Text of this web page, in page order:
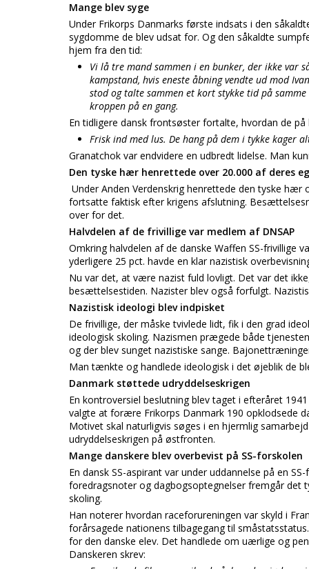
Mange blev syge
Under Frikorps Danmarks første indsats i den
sygdomme de blev udsat for. Og den såkaldte
hjem fra den tid:
Vi lå tre mand sammen i en bunker, der ikke var
kampstand, hvis eneste åbning vendte ud mod
stod og talte sammen et kort stykke tid på
kroppen på en gang.
En tidligere dansk frontsøster fortalte, hvordan de
Frisk ind med lus. De hang på dem i tykke kager
Granatchok var endvidere en udbredt lidelse. Man
Den tyske hær henrettede over 20.000 af deres
Under Anden Verdenskrig henrettede den tyske
fortsatte faktisk efter krigens afslutning.
over for det.
Halvdelen af de frivillige var medlem af DNSAP
Omkring halvdelen af de danske Waffen SS-frivillige
yderligere 25 pct. havde en klar nazistisk
Nu var det, at være nazist fuld lovligt. Det var det
besættelsestiden. Nazister blev også forfulgt.
Nazistisk ideologi blev indpisket
De frivillige, der måske tvivlede lidt, fik i den grad
ideologisk skoling. Nazismen prægede både
og der blev sunget nazistiske sange.
Man tænkte og handlede ideologisk i det øjeblik de
Danmark støttede udryddelseskrigen
En kontroversiel beslutning blev taget i efteråret
valgte at forære Frikorps Danmark 190 opklodsede
Motivet skal naturligvis søges i en hjermlig
udryddelseskrigen på østfronten.
Mange danskere blev overbevist på SS-forskolen
En dansk SS-aspirant var under uddannelse på en
foredragsnoter og dagbogsoptegnelser fremgår det
skoling.
Han noterer hvordan raceforureningen var skyld i
forårsagede nationens tilbagegang til
for den danske elev. Det handlede om uærlige og
Danskeren skrev: